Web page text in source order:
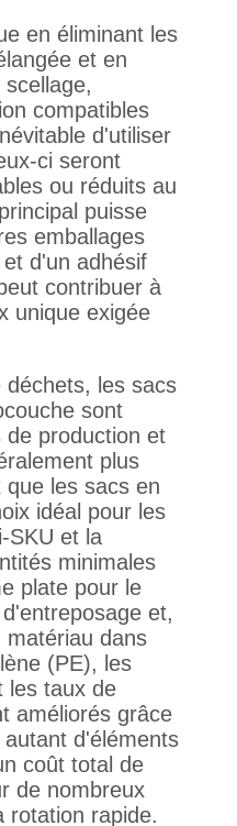
en éliminant les
et en
compatibles
d'utiliser
ci seront
ou réduits au
puisse
emballages
d'un adhésif
contribuer à
unique exigée
les sacs
sont
de production et
plus
les sacs en
idéal pour les
SKU et la
minimales
plate pour le
et,
matériau dans
(PE), les
les taux de
améliorés grâce
d'éléments
coût total de
de nombreux
rotation rapide.